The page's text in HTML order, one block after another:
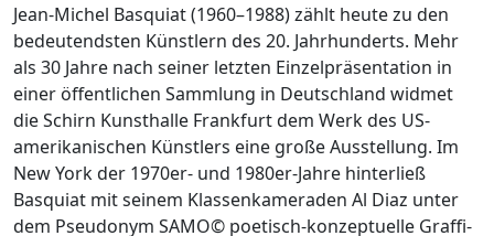
Jean-Michel Basquiat (1960–1988) zählt heute zu den
bedeu­tends­ten Künst­lern des 20. Jahr­hun­derts. Mehr
als 30 Jahre nach seiner letz­ten Einzel­prä­sen­ta­tion in
einer öffent­li­chen Samm­lung in Deutsch­land widmet
die Schirn Kunst­halle Frank­furt dem Werk des US-
ameri­ka­ni­schen Künst­lers eine große Ausstel­lung. Im
New York der 1970er- und 1980er-Jahre hinter­ließ
Basquiat mit seinem Klas­sen­ka­me­ra­den Al Diaz unter
dem Pseud­onym SAMO© poetisch-konzep­tu­elle Graf­fi­